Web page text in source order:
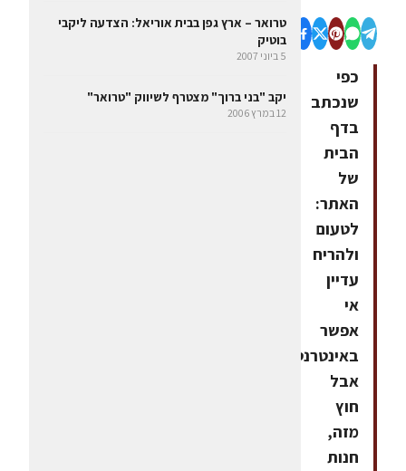
כפי
שנכתב
בדף
הבית
של
האתר:
לטעום
ולהריח
עדיין
אי
אפשר
באינטרנט,
אבל
חוץ
מזה,
חנות
טרואר – ארץ גפן בבית אוריאל: הצדעה ליקבי
בוטיק
5 ביוני 2007
יקב "בני ברוך" מצטרף לשיווק "טרואר"
12 במרץ 2006